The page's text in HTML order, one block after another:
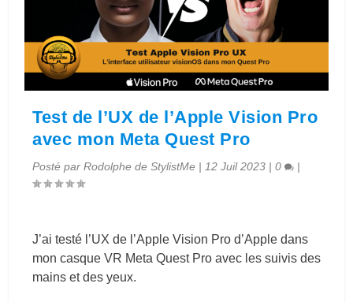
Test de l’UX de l’Apple Vision Pro
avec mon Meta Quest Pro
Posté parRodolphe de StylistMe | 12 Juil 2023 |0 |
J’ai testé l’UX de l’Apple Vision Pro d’Apple dans
mon casque VR Meta Quest Pro avec les suivis des
mains et des yeux.